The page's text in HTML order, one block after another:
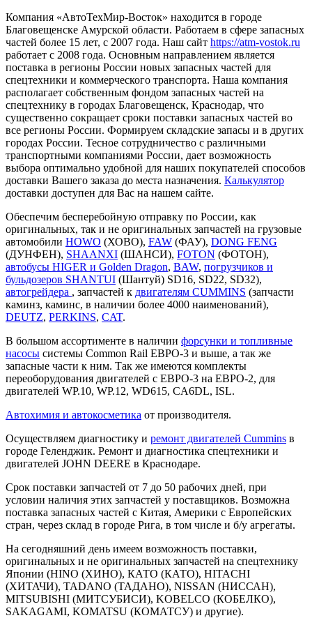
Компания «АвтоТехМир-Восток» находится в городе
Благовещенске Амурской области. Работаем в сфере запасных
частей более 15 лет, с 2007 года. Наш сайт https://atm-vostok.ru
работает с 2008 года. Основным направлением является
поставка в регионы России новых запасных частей для
спецтехники и коммерческого транспорта. Наша компания
располагает собственным фондом запасных частей на
спецтехнику в городах Благовещенск, Краснодар, что
существенно сокращает сроки поставки запасных частей во
все регионы России. Формируем складские запасы и в других
городах России. Тесное сотрудничество с различными
транспортными компаниями России, дает возможность
выбора оптимально удобной для наших покупателей способов
доставки Вашего заказа до места назначения. Калькулятор
доставки доступен для Вас на нашем сайте.
Обеспечим бесперебойную отправку по России, как
оригинальных, так и не оригинальных запчастей на грузовые
автомобили HOWO (ХОВО), FAW (ФАУ), DONG FENG
(ДУНФЕН), SHAANXI (ШАНСИ), FOTON (ФОТОН),
автобусы HIGER и Golden Dragon, BAW, погрузчиков и
бульдозеров SHANTUI (Шантуй) SD16, SD22, SD32),
автогрейдера , запчастей к двигателям CUMMINS (запчасти
каминз, каминс, в наличии более 4000 наименований),
DEUTZ, PERKINS, CAT.
В большом ассортименте в наличии форсунки и топливные
насосы системы Common Rail ЕВРО-3 и выше, а так же
запасные части к ним. Так же имеются комплекты
переоборудования двигателей с ЕВРО-3 на ЕВРО-2, для
двигателей WP.10, WP.12, WD615, CA6DL, ISL.
Автохимия и автокосметика от производителя.
Осуществляем диагностику и ремонт двигателей Cummins в
городе Геленджик. Ремонт и диагностика спецтехники и
двигателей JOHN DEERE в Краснодаре.
Срок поставки запчастей от 7 до 50 рабочих дней, при
условии наличия этих запчастей у поставщиков. Возможна
поставка запасных частей с Китая, Америки с Европейских
стран, через склад в городе Рига, в том числе и б/у агрегаты.
На сегодняшний день имеем возможность поставки,
оригинальных и не оригинальных запчастей на спецтехнику
Японии (HINO (ХИНО), КАТО (КАТО), HITACHI
(ХИТАЧИ), TADANO (ТАДАНО), NISSAN (НИССАН),
MITSUBISHI (МИТСУБИСИ), KOBELCO (КОБЕЛКО),
SAKAGAMI, KOMATSU (КОМАТСУ) и другие).